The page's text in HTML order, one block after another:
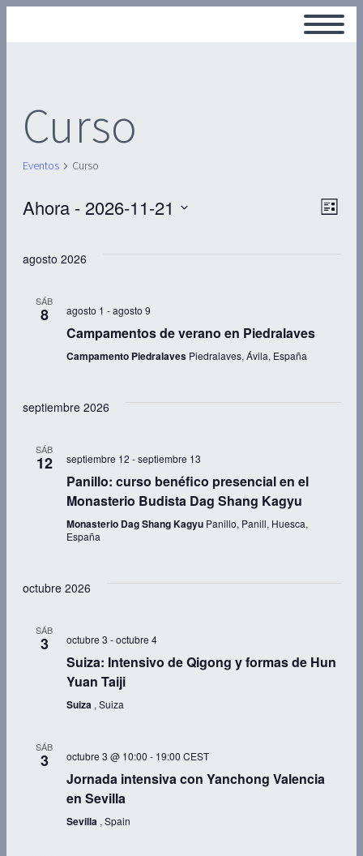
Curso
Eventos Curso
de
Lista
Ahora - 2026-11-21
fecha.
agosto 2026
SÁB
8 agosto 1 -agosto 9
Campamentos de verano en Piedralaves
Campamento Piedralaves Piedralaves, Ávila, España
septiembre 2026
SÁB
12 septiembre 12 -septiembre 13
Panillo: curso benéfico presencial en el
Monasterio Budista Dag Shang Kagyu
Monasterio Dag Shang Kagyu Panillo, Panill, Huesca,
España
octubre 2026
SÁB
3 octubre 3 -octubre 4
Suiza: Intensivo de Qigong y formas de Hun
Yuan Taiji
Suiza , Suiza
SÁB
3 octubre 3 @ 10:00 - 19:00 CEST
Jornada intensiva con Yanchong Valencia
en Sevilla
Sevilla , Spain